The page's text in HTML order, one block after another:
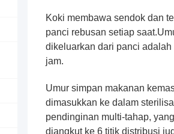
Koki membawa sendok dan
panci rebusan setiap
dikeluarkan dari panci
jam.
Umur simpan makanan
dimasukkan ke dalam
pendinginan multi-tahap,
diangkut ke 6 titik distribusi